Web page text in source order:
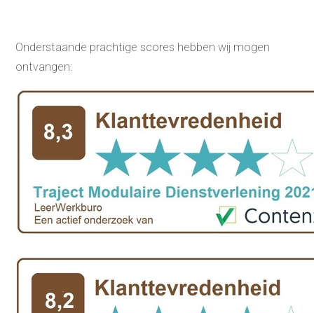
WerkFit maken re-integratie
Budgetcoaching
NaarWerk re-integratie
Starten als zelfstandige
Budgetcoaching
Jobcenter & jobhunting
Loopbaancoaching
Ons testcentrum
Uitkeringsinstantie
Aanvraag brochure 2026
Aanvraag hand-out
Werkgevers
Budgetcoaching on the job
Outplacement
2e Spoortraject
Onderstaande prachtige scores hebben wij mogen
ontvangen: